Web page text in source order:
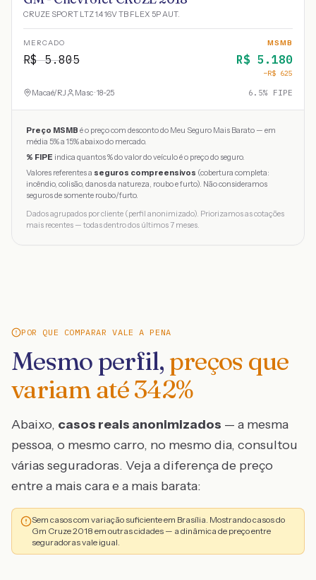
CRUZE SPORT LTZ 1.4 16V TB FLEX 5P AUT.
MERCADO
R$5.805
MSMB
R$ 5.180
−R$ 625
Macaé/RJ Masc · 18-25 6.5% FIPE
Preço MSMB é o preço com desconto do Meu Seguro Mais Barato — em
média 5% a 15% abaixo do mercado.
% FIPE indica quantos % do valor do veículo é o preço do seguro.
Valores referentes a seguros compreensivos (cobertura completa:
incêndio, colisão, danos da natureza, roubo e furto). Não consideramos
seguros de somente roubo/furto.
Dados agrupados por cliente (perfil anonimizado). Priorizamos as cotações
mais recentes — todas dentro dos últimos 7 meses.
POR QUE COMPARAR VALE A PENA
Mesmo perfil, preços que
variam até342%
Abaixo, casos reais anonimizados — a mesma
pessoa, o mesmo carro, no mesmo dia, consultou
várias seguradoras. Veja a diferença de preço
entre a mais cara e a mais barata:
Sem casos com variação suficiente em Brasília. Mostrando casos do
Gm Cruze 2018 em outras cidades — a dinâmica de preço entre
seguradoras vale igual.